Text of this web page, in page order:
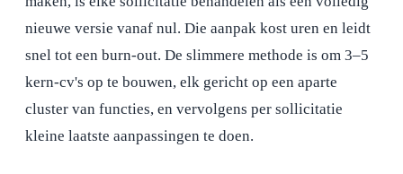
nieuwe versie vanaf nul. Die aanpak kost uren en leidt
snel tot een burn-out. De slimmere methode is om 3–5
kern-cv's op te bouwen, elk gericht op een aparte
cluster van functies, en vervolgens per sollicitatie
kleine laatste aanpassingen te doen.